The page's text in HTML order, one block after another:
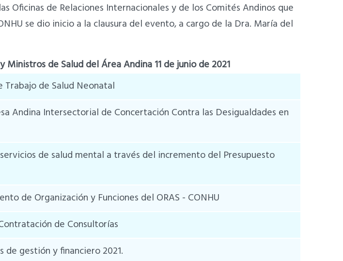
Oficinas de Relaciones Internacionales y de los Comités Andinos que
se dio inicio a la clausura del evento, a cargo de la Dra. María del
de Salud del Área Andina 11 de junio de 2021
de Salud Neonatal
Andina Intersectorial de Concertación Contra las Desigualdades en
de salud mental a través del incremento del Presupuesto
de Organización y Funciones del ORAS - CONHU
de Consultorías
gestión y financiero 2021.